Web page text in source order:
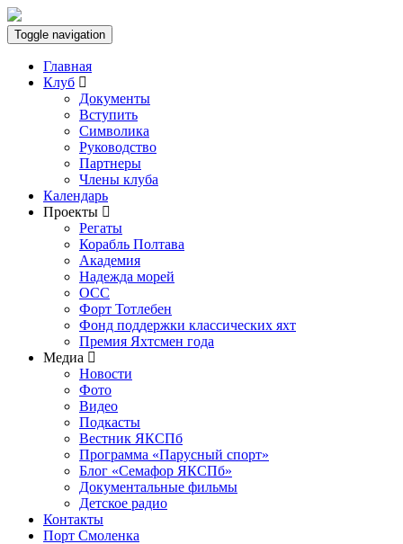
Toggle navigation
Главная
Клуб
Документы
Вступить
Символика
Руководство
Партнеры
Члены клуба
Календарь
Проекты
Регаты
Корабль Полтава
Академия
Надежда морей
ОСС
Форт Тотлебен
Фонд поддержки классических яхт
Премия Яхтсмен года
Медиа
Новости
Фото
Видео
Подкасты
Вестник ЯКСПб
Программа «Парусный спорт»
Блог «Семафор ЯКСПб»
Документальные фильмы
Детское радио
Контакты
Порт Смоленка